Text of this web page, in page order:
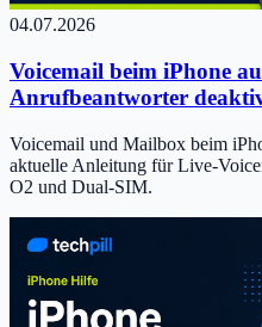
04.07.2026
Voicemail beim iPhone
Anrufbeantworter
Voicemail und Mailbox beim
aktuelle Anleitung für Live-
O2 und Dual-SIM.